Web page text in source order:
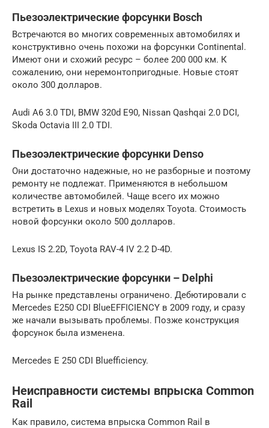
Пьезоэлектрические форсунки Bosch
Встречаются во многих современных автомобилях и
конструктивно очень похожи на форсунки Continental.
Имеют они и схожий ресурс – более 200 000 км. К
сожалению, они неремонтопригодные. Новые стоят
около 300 долларов.
Audi A6 3.0 TDI, BMW 320d E90, Nissan Qashqai 2.0 DCI,
Skoda Octavia III 2.0 TDI.
Пьезоэлектрические форсунки Denso
Они достаточно надежные, но не разборные и поэтому
ремонту не подлежат. Применяются в небольшом
количестве автомобилей. Чаще всего их можно
встретить в Lexus и новых моделях Toyota. Стоимость
новой форсунки около 500 долларов.
Lexus IS 2.2D, Toyota RAV-4 IV 2.2 D-4D.
Пьезоэлектрические форсунки – Delphi
На рынке представлены ограничено. Дебютировали с
Mercedes E250 CDI BlueEFFICIENCY в 2009 году, и сразу
же начали вызывать проблемы. Позже конструкция
форсунок была изменена.
Mercedes E 250 CDI Bluefficiency.
Неисправности системы впрыска Common
Rail
Как правило, система впрыска Common Rail в